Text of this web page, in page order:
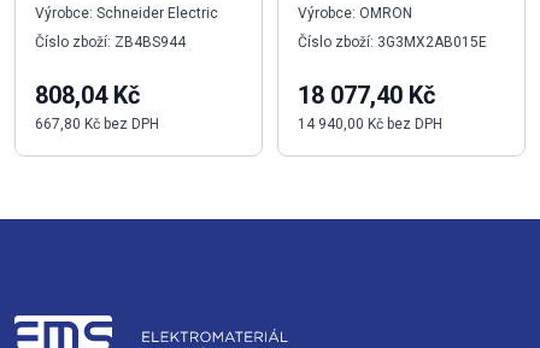
Výrobce: Schneider Electric
Číslo zboží: ZB4BS944
808,04 Kč
667,80 Kč bez DPH
Výrobce: OMRON
Číslo zboží: 3G3MX2AB015E
18 077,40 Kč
14 940,00 Kč bez DPH